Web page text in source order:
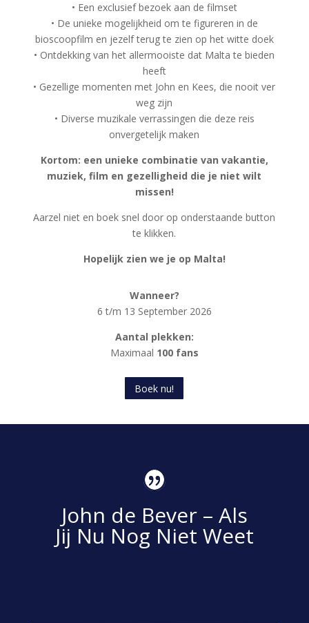
• Een exclusief bezoek aan de filmset
• De unieke mogelijkheid om te figureren in de
bioscoopfilm en jezelf terug te zien op het witte doek
• Ontdekking van het allermooiste dat Malta te bieden
heeft
• Gezellige momenten met John en Kees, die nooit ver
weg zijn
• Diverse muzikale verrassingen die deze reis
onvergetelijk maken
Kortom: een unieke combinatie van vakantie,
muziek, film en gezelligheid die je niet wilt
missen!
Aarzel niet en boek snel door op onderstaande button
te klikken.
Hopelijk zien we je op Malta!
Wanneer?
6 t/m 13 September 2026
Aantal plekken:
Maximaal 100 fans
Boek nu!
John de Bever – Als
Jij Nu Nog Niet Weet